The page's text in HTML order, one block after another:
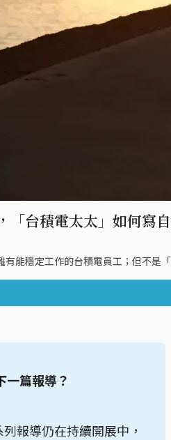
「台積電太太」如何寫
有能穩定工作的台積電員工；但不是
一篇報導？
報導仍在持續開展中，